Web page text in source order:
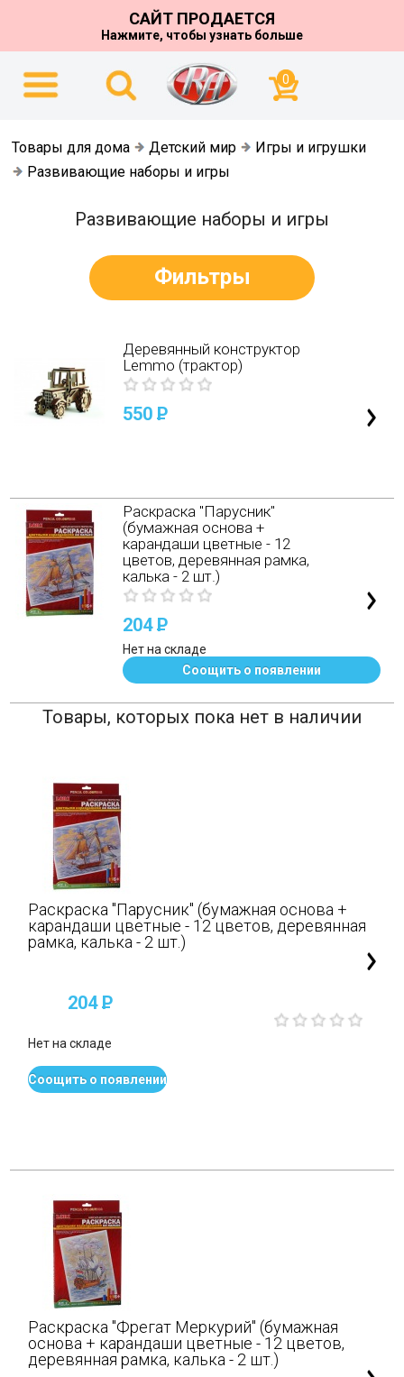
САЙТ ПРОДАЕТСЯ
Нажмите, чтобы узнать больше
0
Товары для дома Детский мир
Игры и игрушки
Развивающие наборы и игры
Развивающие наборы и игры
Фильтры
Деревянный конструктор
Lemmo (трактор)
550P
Раскраска "Парусник"
(бумажная основа +
карандаши цветные - 12
цветов, деревянная рамка,
калька - 2 шт.)
204P
Нет на складе
Соощить о появлении
Товары, которых пока нет в наличии
Раскраска "Парусник" (бумажная основа +
карандаши цветные - 12 цветов, деревянная
рамка, калька - 2 шт.)
204P
Нет на складе
Соощить о появлении
Раскраска "Фрегат Меркурий" (бумажная
основа + карандаши цветные - 12 цветов,
деревянная рамка, калька - 2 шт.)